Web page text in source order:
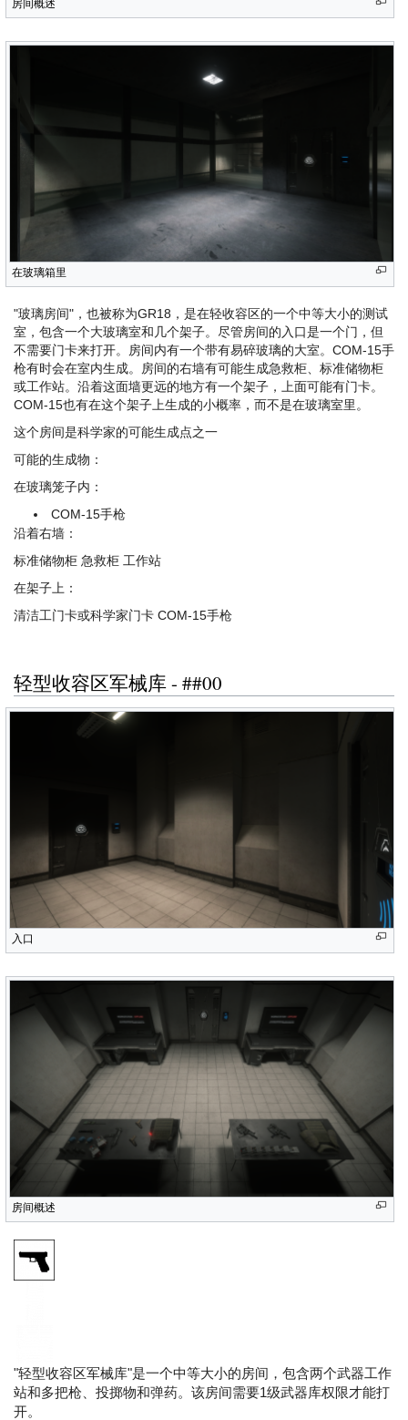
房间概述
在玻璃箱里
"玻璃房间"，也被称为GR18，是在轻收容区的一个中等大小的测试
室，包含一个大玻璃室和几个架子。尽管房间的入口是一个门，但
不需要门卡来打开。房间内有一个带有易碎玻璃的大室。COM-15手
枪有时会在室内生成。房间的右墙有可能生成急救柜、标准储物柜
或工作站。沿着这面墙更远的地方有一个架子，上面可能有门卡。
COM-15也有在这个架子上生成的小概率，而不是在玻璃室里。
这个房间是科学家的可能生成点之一
可能的生成物：
在玻璃笼子内：
COM-15手枪
沿着右墙：
标准储物柜 急救柜 工作站
在架子上：
清洁工门卡或科学家门卡 COM-15手枪
轻型收容区军械库 - ##00
入口
房间概述
"轻型收容区军械库"是一个中等大小的房间，包含两个武器工作
站和多把枪、投掷物和弹药。该房间需要1级武器库权限才能打
开。